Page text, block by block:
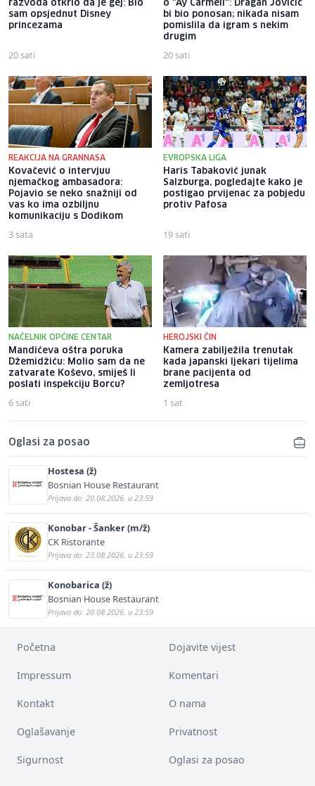
razvoda otkrio da je gej: Bio
sam opsjednut Disney
princezama
20 sati
o "Ay Carmeli": Dragan Jovičić
bi bio ponosan; nikada nisam
pomislila da igram s nekim
drugim
20 sati
REAKCIJA NA GRANNASA
Kovačević o intervjuu
njemačkog ambasadora:
Pojavio se neko snažniji od
vas ko ima ozbiljnu
komunikaciju s Dodikom
3 sata
EVROPSKA LIGA
Haris Tabaković junak
Salzburga, pogledajte kako je
postigao prvijenac za pobjedu
protiv Pafosa
19 sati
NAČELNIK OPĆINE CENTAR
Mandićeva oštra poruka
Džemidžiću: Molio sam da ne
zatvarate Koševo, smiješ li
poslati inspekciju Borcu?
6 sati
HEROJSKI ČIN
Kamera zabilježila trenutak
kada japanski ljekari tijelima
brane pacijenta od
zemljotresa
1 sat
Oglasi za posao
Hostesa (ž)
Bosnian House Restaurant
Prijava do: 20.08.2026. u 23:59
Konobar - Šanker (m/ž)
CK Ristorante
Prijava do: 23.08.2026. u 23:59
Konobarica (ž)
Bosnian House Restaurant
Prijava do: 20.08.2026. u 23:59
Početna Dojavite vijest
Impressum Komentari
Kontakt O nama
Oglašavanje Privatnost
Sigurnost Oglasi za posao